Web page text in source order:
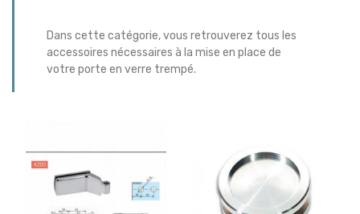
Dans cette catégorie, vous retrouverez tous les
accessoires nécessaires à la mise en place de
votre porte en verre trempé.